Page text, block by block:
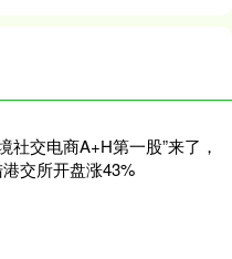
社交电商A+H第一股”来了，
交所开盘涨43%